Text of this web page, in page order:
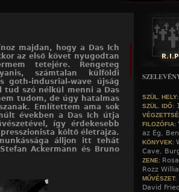
majdan, hogy a Das Ich
az első követ nyugodtan
tetejére. Rengeteg
számtalan külföldi
goth-indusrial-wave újság
tud szó nélkül menni a Das
tudom, de úgy hatalmas
Említettem ama sok
években a Das Ich útja
így érdekesebb
költő életrajza.
álljon itt tehát
Ackermann és Bruno
SZÜL. HELY:
SZÜL. IDŐ:
FILOZÓFIA:
az Ég,
KÖNYVEK:
Cave,
ZENE:
Rozz
MŰVÉSZET:
David